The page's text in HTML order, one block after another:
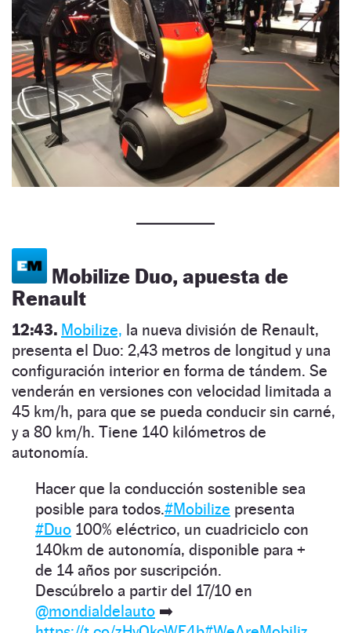
Mobilize Duo, apuesta de
Renault
12:43. Mobilize, la nueva división de Renault,
presenta el Duo: 2,43 metros de longitud y una
configuración interior en forma de tándem. Se
venderán en versiones con velocidad limitada a
45 km/h, para que se pueda conducir sin carné,
y a 80 km/h. Tiene 140 kilómetros de
autonomía.
Hacer que la conducción sostenible sea
posible para todos.#Mobilize presenta
#Duo 100% eléctrico, un cuadriciclo con
140km de autonomía, disponible para +
de 14 años por suscripción.
Descúbrelo a partir del 17/10 en
@mondialdelauto ➡️